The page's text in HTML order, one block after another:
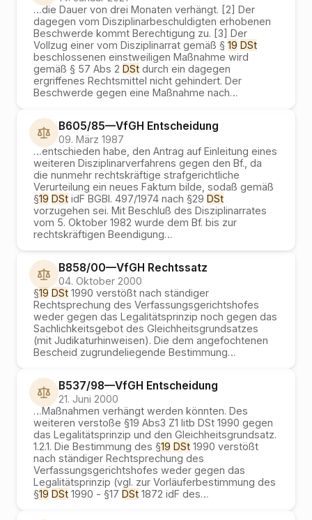
…die Dauer von drei Monaten verhängt. [2] Der
dagegen vom Disziplinarbeschuldigten erhobenen
Beschwerde kommt Berechtigung zu. [3] Der
Vollzug einer vom Disziplinarrat gemäß § 19 DSt
beschlossenen einstweiligen Maßnahme wird
gemäß § 57 Abs 2 DSt durch ein dagegen
ergriffenes Rechtsmittel nicht gehindert. Der
Beschwerde gegen eine Maßnahme nach…
B605/85—VfGH Entscheidung
09. März 1987
…entschieden habe, den Antrag auf Einleitung eines
weiteren Disziplinarverfahrens gegen den Bf., da
die nunmehr rechtskräftige strafgerichtliche
Verurteilung ein neues Faktum bilde, sodaß gemäß
§19 DSt idF BGBl. 497/1974 nach §29 DSt
vorzugehen sei. Mit Beschluß des Disziplinarrates
vom 5. Oktober 1982 wurde dem Bf. bis zur
rechtskräftigen Beendigung…
B858/00—VfGH Rechtssatz
04. Oktober 2000
§19 DSt 1990 verstößt nach ständiger
Rechtsprechung des Verfassungsgerichtshofes
weder gegen das Legalitätsprinzip noch gegen das
Sachlichkeitsgebot des Gleichheitsgrundsatzes
(mit Judikaturhinweisen). Die dem angefochtenen
Bescheid zugrundeliegende Bestimmung…
B537/98—VfGH Entscheidung
21. Juni 2000
…Maßnahmen verhängt werden könnten. Des
weiteren verstoße §19 Abs3 Z1 litb DSt 1990 gegen
das Legalitätsprinzip und den Gleichheitsgrundsatz.
1.2.1. Die Bestimmung des §19 DSt 1990 verstößt
nach ständiger Rechtsprechung des
Verfassungsgerichtshofes weder gegen das
Legalitätsprinzip (vgl. zur Vorläuferbestimmung des
§19 DSt 1990 - §17 DSt 1872 idF des…